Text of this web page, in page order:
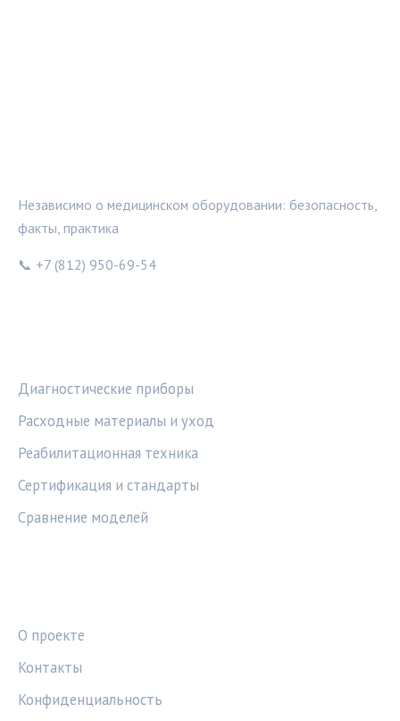
Независимо о медицинском оборудовании: безопасность,
факты, практика
📞 +7 (812) 950-69-54
Диагностические приборы
Расходные материалы и уход
Реабилитационная техника
Сертификация и стандарты
Сравнение моделей
О проекте
Контакты
Конфиденциальность